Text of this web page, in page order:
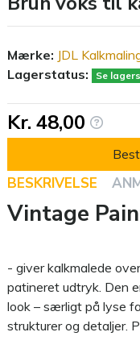
BESKRIVELSE
Vintage
- giver kalkmalede
patineret udtryk. Den
look – særligt på lyse
strukturer og detaljer.
Mærke: JDL
Lagerstatus:
Se
Kr. 48,00